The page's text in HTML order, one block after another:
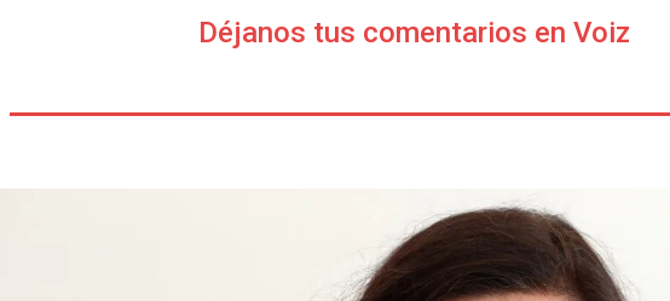
Déjanos tus comentarios en Voiz